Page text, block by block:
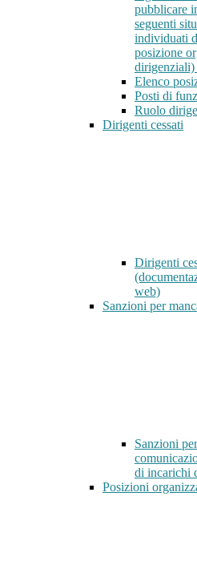
pubblicare
seguenti
individuati
posizione
dirigenziali)
Elenco
Posti di
Ruolo
Dirigenti cessati
Dirigenti
web)
Sanzioni per
Sanzioni
di incarichi
Posizioni